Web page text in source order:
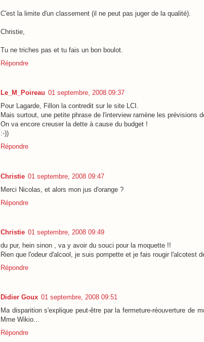
C'est la limite d'un classement (il ne peut pas juger de la qualité).
Christie,
Tu ne triches pas et tu fais un bon boulot.
Répondre
Le_M_Poireau 01 septembre, 2008 09:37
Pour Lagarde, Fillon la contredit sur le site LCI.
Mais surtout, une petite phrase de l'interview ramène les prévisions
On va encore creuser la dette à cause du budget !
:-))
Répondre
Christie 01 septembre, 2008 09:47
Merci Nicolas, et alors mon jus d'orange ?
Répondre
Christie 01 septembre, 2008 09:49
du pur, hein sinon , va y avoir du souci pour la moquette !!
Rien que l'odeur d'alcool, je suis pompette et je fais rougir l'alcotest
Répondre
Didier Goux 01 septembre, 2008 09:51
Ma disparition s'explique peut-être par la fermeture-réouverture de
Mme Wikio...
Répondre